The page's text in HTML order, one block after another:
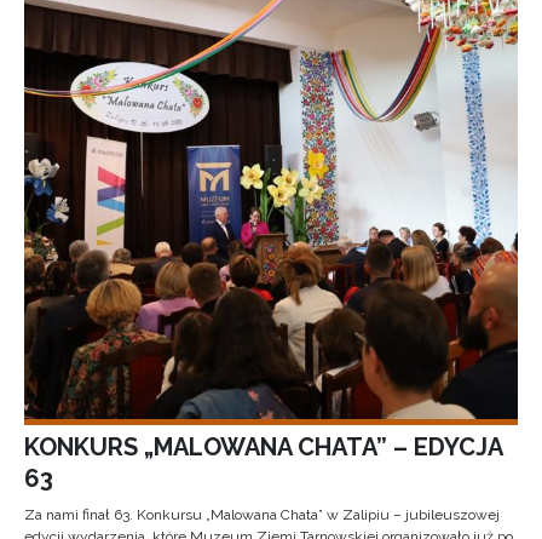
KONKURS „MALOWANA CHATA” – EDYCJA
63
Za nami finał 63. Konkursu „Malowana Chata” w Zalipiu – jubileuszowej